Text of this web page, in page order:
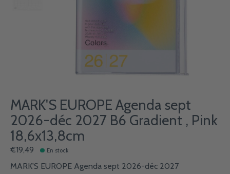
MARK'S EUROPE Agenda sept
2026-déc 2027 B6 Gradient , Pink
18,6x13,8cm
€19,49 En stock
MARK'S EUROPE Agenda sept 2026-déc 2027